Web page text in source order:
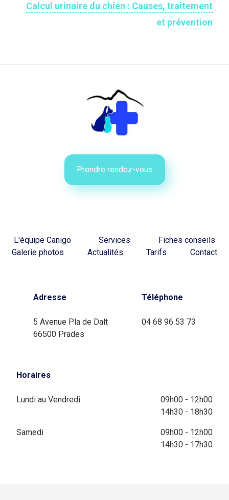
Calcul urinaire du chien : Causes, traitement
et prévention
Prendre rendez-vous
L'équipe Canigo Services
Fiches conseils
Galerie photos
Actualités Tarifs Contact
Adresse
5 Avenue Pla de Dalt
66500 Prades
Téléphone
04 68 96 53 73
Horaires
Lundi au Vendredi
09h00 - 12h00
14h30 - 18h30
Samedi
09h00 - 12h00
14h30 - 17h30